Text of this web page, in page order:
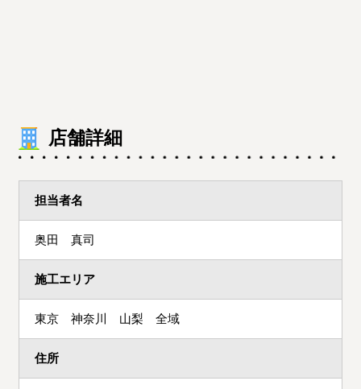
店舗詳細
担当者名
奥田 真司
施工エリア
東京 神奈川 山梨 全域
住所